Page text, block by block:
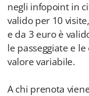
negli infopoint in
valido per 10
e da 3 euro è
le passeggiate e
valore variabile.
A chi prenota